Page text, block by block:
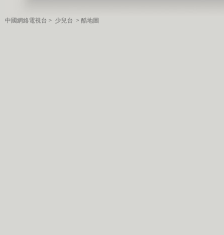
中國網絡電視台 > 少兒台 > 酷地圖